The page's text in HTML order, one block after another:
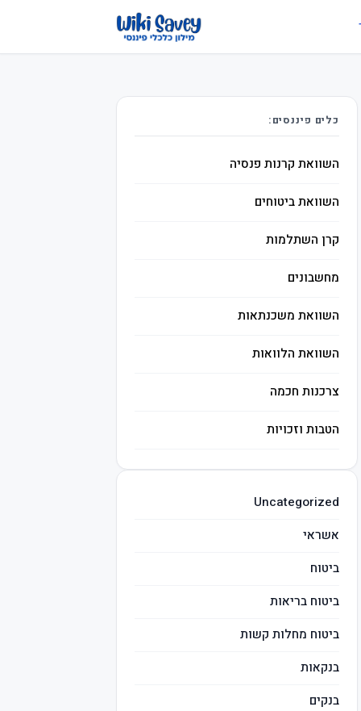
כלים פיננסים:
השוואת קרנות פנסיה
השוואת ביטוחים
קרן השתלמות
מחשבונים
השוואת משכנתאות
השוואת הלוואות
צרכנות חכמה
הטבות וזכויות
השקעות חכמות
מיסים
Uncategorized
אשראי
ביטוח
ביטוח בריאות
ביטוח מחלות קשות
בנקאות
בנקים